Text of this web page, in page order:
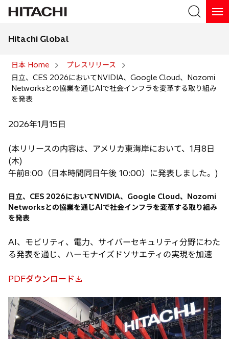
検索
Hitachi Global
日本 Home
プレスリリース
日立、CES 2026においてNVIDIA、Google Cloud、Nozomi
Networksとの協業を通じAIで社会インフラを変革する取り組み
を発表
2026年1月15日
(本リリースの内容は、アメリカ東海岸において、1月8日
(木)
午前8:00（日本時間同日午後 10:00）に発表しました。)
日立、CES 2026においてNVIDIA、Google Cloud、Nozomi
Networksとの協業を通じAIで社会インフラを変革する取り組み
を発表
AI、モビリティ、電力、サイバーセキュリティ分野にわた
る発表を通じ、ハーモナイズドソサエティの実現を加速
PDFダウンロード
新
し
い
タ
ブ